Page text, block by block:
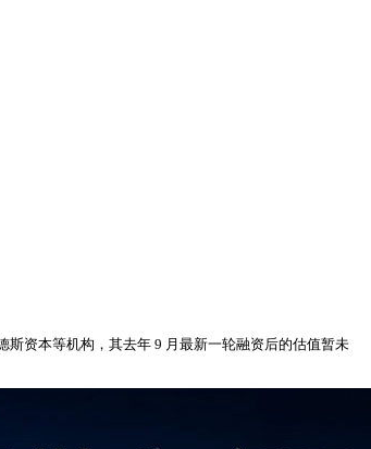
资本等机构，其去年 9 月最新一轮融资后的估值暂未